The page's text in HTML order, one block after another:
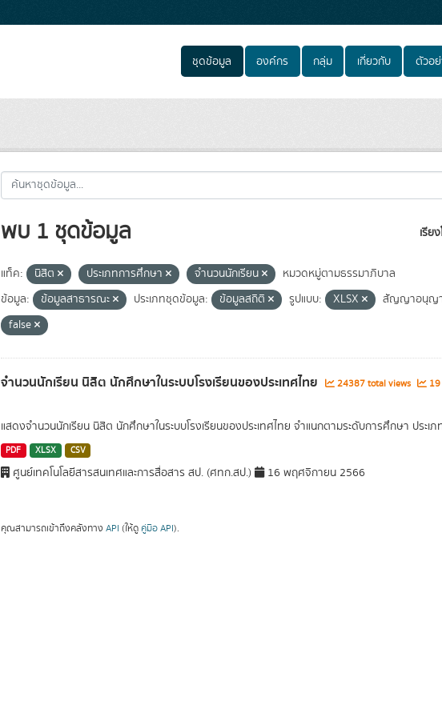
ชุดข้อมูล องค์กร กลุ่ม เกี่ยวกับ ตัวอ
เรีย
พบ 1 ชุดข้อมูล
แท็ค: นิสิต ประเภทการศึกษา จำนวนนักเรียน
หมวดหมู่ตามธรรมาภิบาล
ข้อมูล:
ข้อมูลสาธารณะ ประเภทชุดข้อมูล: ข้อมูลสถิติ รูปแบบ: XLSX สัญญาอนุญ
false
จำนวนนักเรียน นิสิต นักศึกษาในระบบโรงเรียนของประเทศไทย 24387 total views 19
แสดงจำนวนนักเรียน นิสิต นักศึกษาในระบบโรงเรียนของประเทศไทย จำแนกตามระดับการศึกษา ประเ
PDF XLSX CSV
ศูนย์เทคโนโลยีสารสนเทศและการสื่อสาร สป. (ศทก.สป.) 16 พฤศจิกายน 2566
คุณสามารถเข้าถึงคลังทาง API (ให้ดู คู่มือ API).